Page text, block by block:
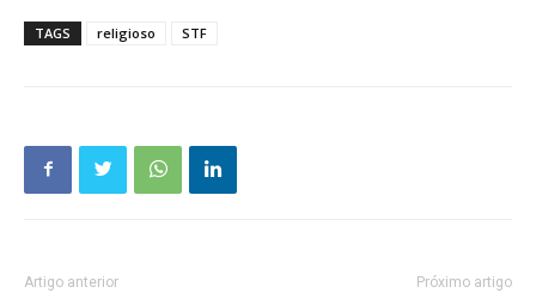
TAGS religioso STF
Artigo anterior Próximo artigo